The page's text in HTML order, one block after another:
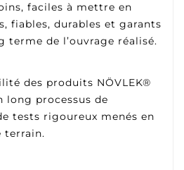
faciles à mettre en
fiables, durables et garants
terme de l’ouvrage réalisé.
des produits NÖVLEK®
long processus de
tests rigoureux menés en
terrain.